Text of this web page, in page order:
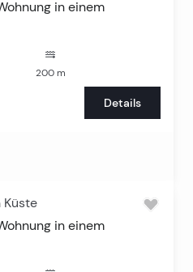
in einem
200m
Details
Küste
in einem